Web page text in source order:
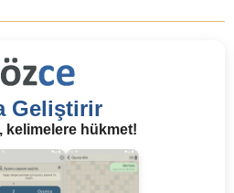
Geliştirir
kelimelere hükmet!